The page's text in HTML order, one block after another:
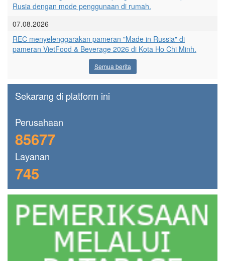
Rusia dengan mode penggunaan di rumah.
07.08.2026
REC menyelenggarakan pameran "Made in Russia" di
pameran VietFood & Beverage 2026 di Kota Ho Chi Minh.
Semua berita
Sekarang di platform ini
Perusahaan
85677
Layanan
745